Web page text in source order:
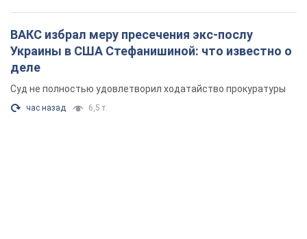
ВАКС избрал меру пресечения экс-послу
Украины в США Стефанишиной: что известно о
деле
Суд не полностью удовлетворил ходатайство прокуратуры
час назад 6,5 т.